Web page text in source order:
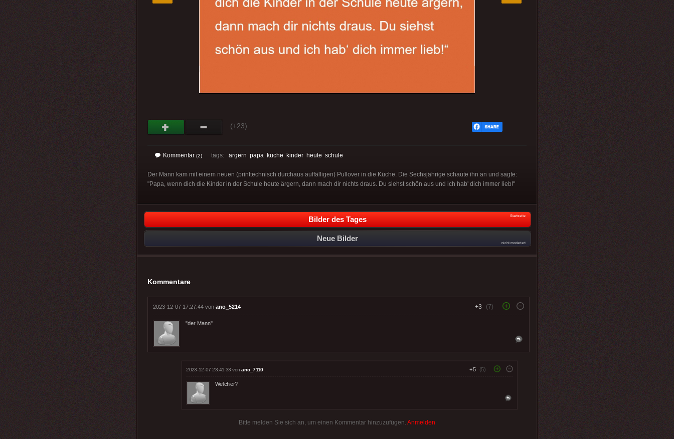
(+23)
Kommentar (2) tags: ärgern papa küche kinder heute schule
Der Mann kam mit einem neuen (printtechnisch durchaus auffälligen) Pullover in die Küche. Die Sechsjährige schaute ihn an und sagte:
"Papa, wenn dich die Kinder in der Schule heute ärgern, dann mach dir nichts draus. Du siehst schön aus und ich hab' dich immer lieb!"
Bilder des Tages Startseite
Neue Bilder
nicht moderiert
Kommentare
2023-12-07 17:27:44 von ano_5214 +3 (7)
"der Mann"
2023-12-07 23:41:33 vonano_7110 +5 (5)
Welcher?
Bitte melden Sie sich an, um einen Kommentar hinzuzufügen. Anmelden